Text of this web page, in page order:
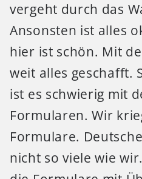
vergeht durch das
Ansonsten ist alles
hier ist schön. Mit
weit alles geschafft.
ist es schwierig mit
Formularen. Wir
Formulare.
nicht so viele wie